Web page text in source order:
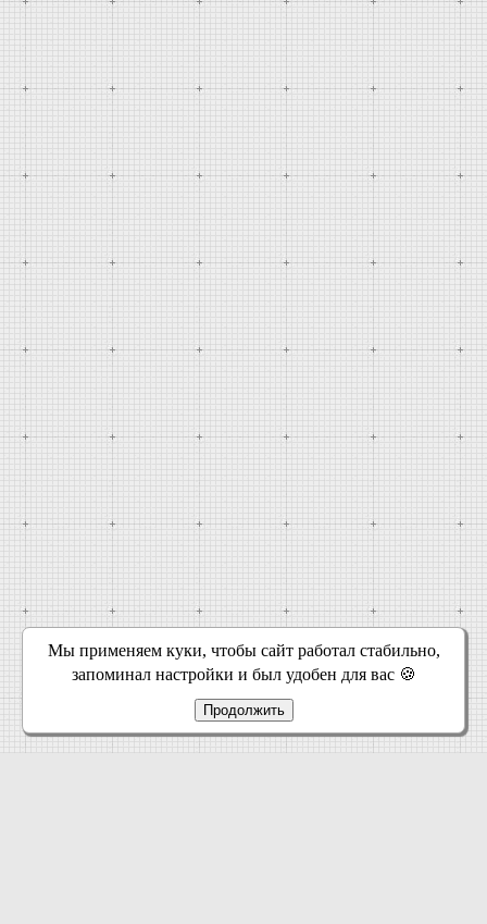
Мы применяем куки, чтобы сайт работал стабильно,
запоминал настройки и был удобен для вас 🍪
Продолжить